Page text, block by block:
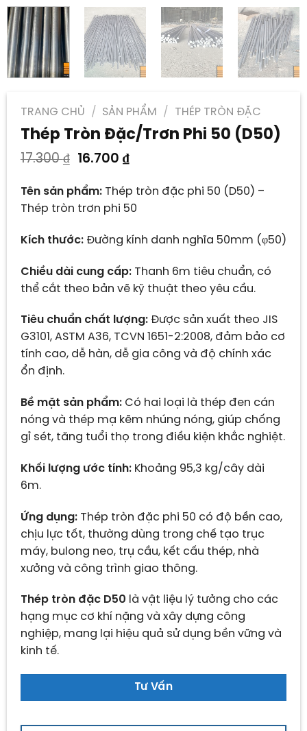
TRANG CHỦ / SẢN PHẨM / THÉP TRÒN ĐẶC
Thép Tròn Đặc/Trơn Phi 50 (D50)
17.300₫
Giá
là:
17.300 ₫.
16.700 ₫Giá
tại
là:
16.700 ₫.
Tên sản phẩm:Thép tròn đặc phi 50 (D50) –
Thép tròn trơn phi 50
Kích thước:Đường kính danh nghĩa 50mm (φ50)
Chiều dài cung cấp:Thanh 6m tiêu chuẩn, có
thể cắt theo bản vẽ kỹ thuật theo yêu cầu.
Tiêu chuẩn chất lượng:Được sản xuất theo JIS
G3101, ASTM A36, TCVN 1651-2:2008, đảm bảo cơ
tính cao, dễ hàn, dễ gia công và độ chính xác
ổn định.
Bề mặt sản phẩm:Có hai loại là thép đen cán
nóng và thép mạ kẽm nhúng nóng, giúp chống
gỉ sét, tăng tuổi thọ trong điều kiện khắc nghiệt.
Khối lượng ước tính:Khoảng 95,3 kg/cây dài
6m.
Ứng dụng:Thép tròn đặc phi 50 có độ bền cao,
chịu lực tốt, thường dùng trong chế tạo trục
máy, bulong neo, trụ cầu, kết cấu thép, nhà
xưởng và công trình giao thông.
Thép tròn đặc D50 là vật liệu lý tưởng cho các
hạng mục cơ khí nặng và xây dựng công
nghiệp, mang lại hiệu quả sử dụng bền vững và
kinh tế.
Tư Vấn